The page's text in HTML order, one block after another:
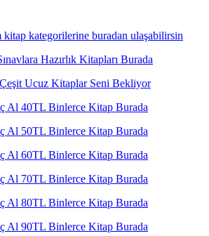
kitap kategorilerine buradan ulaşabilirsin
Hazırlık Kitapları Burada
Ucuz Kitaplar Seni Bekliyor
Al 40TL Binlerce Kitap Burada
Al 50TL Binlerce Kitap Burada
Al 60TL Binlerce Kitap Burada
Al 70TL Binlerce Kitap Burada
Al 80TL Binlerce Kitap Burada
Al 90TL Binlerce Kitap Burada